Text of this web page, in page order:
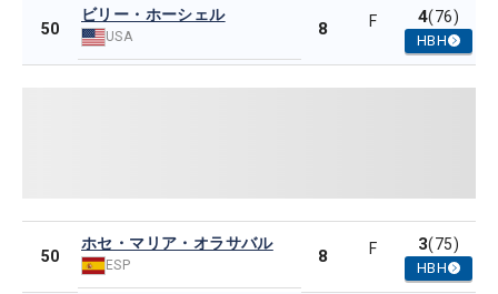
50
ビリー・ホーシェル
USA 8 F 4(76)
HBH
50
ホセ・マリア・オラサバル
ESP 8 F 3(75)
HBH